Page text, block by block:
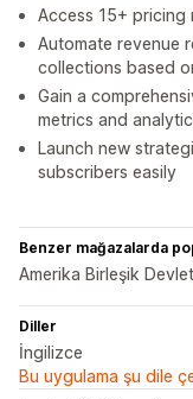
Access 15+ pricing
Automate revenue
collections based
Gain a
metrics and
Launch new
subscribers easily
Benzer mağazalarda
Amerika Birleşik
Diller
İngilizce
Bu uygulama şu dile